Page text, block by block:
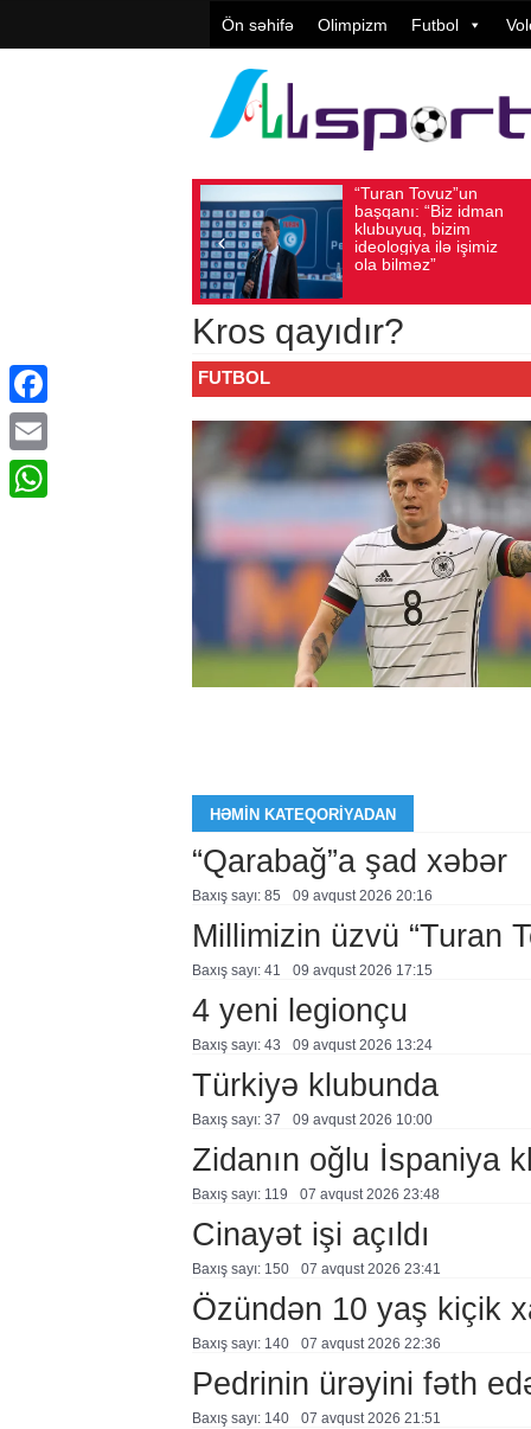
Ön səhifə Olimpizm Futbol
başqanı: “Biz idman
klubuyuq, bizim
ideologiya ilə işimiz
ola bilməz”
Vüqar
yüksək
Avqust 05, 2026
Kros qayıdır?
FUTBOL
HƏMIN KATEQORIYADAN
“Qarabağ”a şad xəbər
Baxış sayı: 85 09 avqust 2026 20:16
Millimizin üzvü “Turan
Baxış sayı: 41 09 avqust 2026 17:15
4 yeni legionçu
Baxış sayı: 43 09 avqust 2026 13:24
Türkiyə klubunda
Baxış sayı: 37 09 avqust 2026 10:00
Zidanın oğlu İspaniya
Baxış sayı: 119 07 avqust 2026 23:48
Cinayət işi açıldı
Baxış sayı: 150 07 avqust 2026 23:41
Özündən 10 yaş kiçik
Baxış sayı: 140 07 avqust 2026 22:36
Pedrinin ürəyini fəth
Baxış sayı: 140 07 avqust 2026 21:51
Facebook
Email